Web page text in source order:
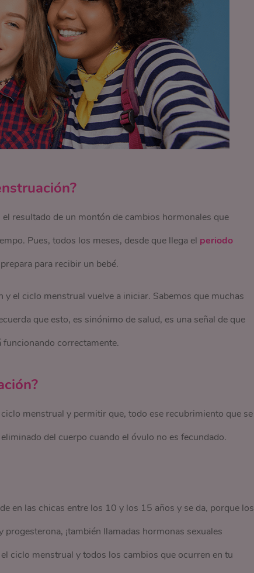
resultado de un montón de cambios hormonales que
Pues, todos los meses, desde que llega el periodo
para recibir un bebé.
el ciclo menstrual vuelve a iniciar. Sabemos que muchas
que esto, es sinónimo de salud, es una señal de que
correctamente.
menstrual y permitir que, todo ese recubrimiento que se
del cuerpo cuando el óvulo no es fecundado.
en las chicas entre los 10 y los 15 años y se da, porque los
¡también llamadas hormonas sexuales
ciclo menstrual y todos los cambios que ocurren en tu